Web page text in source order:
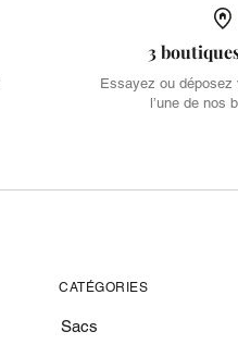
3
Essayez ou
l’une de nos
CATÉGORIES
Sacs